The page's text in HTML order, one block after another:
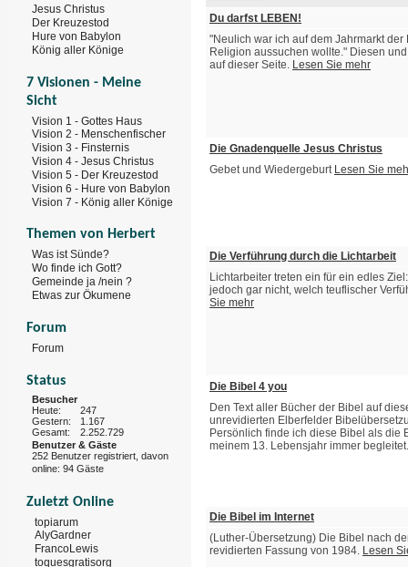
Jesus Christus
Der Kreuzestod
Hure von Babylon
König aller Könige
7 Visionen - Meine
Sicht
Vision 1 - Gottes Haus
Vision 2 - Menschenfischer
Vision 3 - Finsternis
Vision 4 - Jesus Christus
Vision 5 - Der Kreuzestod
Vision 6 - Hure von Babylon
Vision 7 - König aller Könige
Themen von Herbert
Was ist Sünde?
Wo finde ich Gott?
Gemeinde ja /nein ?
Etwas zur Ökumene
Forum
Forum
Status
Besucher
Heute:
247
Gestern:
1.167
Gesamt:
2.252.729
Benutzer & Gäste
252 Benutzer registriert, davon
online: 94 Gäste
Zuletzt Online
topiarum
AlyGardner
FrancoLewis
toquesgratisorg
Du darfst LEBEN!
"Neulich war ich auf dem Jahrmarkt
Religion aussuchen wollte." Diesen
auf dieser Seite. Lesen Sie mehr
Die Gnadenquelle Jesus Christus
Gebet und Wiedergeburt Lesen Sie
Die Verführung durch die Lichtarbeit
Lichtarbeiter treten ein für ein edles
jedoch gar nicht, welch teuflischer
Sie mehr
Die Bibel 4 you
Den Text aller Bücher der Bibel auf
unrevidierten Elberfelder
Persönlich finde ich diese Bibel als die
meinem 13. Lebensjahr immer
Die Bibel im Internet
(Luther-Übersetzung) Die Bibel nach
revidierten Fassung von 1984. Lesen